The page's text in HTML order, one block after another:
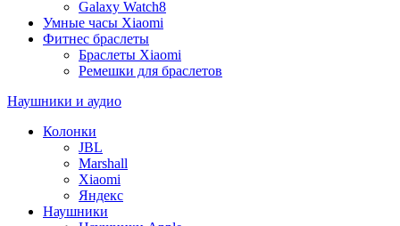
Galaxy Watch8
Умные часы Xiaomi
Фитнес браслеты
Браслеты Xiaomi
Ремешки для браслетов
Наушники и аудио
Колонки
JBL
Marshall
Xiaomi
Яндекс
Наушники